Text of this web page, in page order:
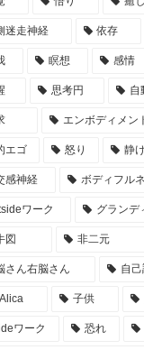
迷走神経 依存
瞑想 感情
思考円 自
エンボディメン
エゴ 怒り 静
感神経 ボディフル
ワーク グランデ
図 非二元
さん右脳さん 自
子供
ワーク 恐れ